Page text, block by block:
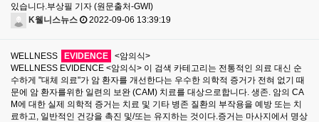
있습니다.부상필 기자 (원문출처-GWI)
K웰니스뉴스
2022-09-06 13:39:19
WELLNESS EVIDENCE
<암의식>
WELLNESS EVIDENCE <암의식> 이 검색 카테고리는 전통적인 의료 대신 순
수하게 "대체 의료"가 암 환자를 개선한다는 우수한 의학적 증거가 전혀 없기 때
문에 암 환자를위한 일련의 보완 (CAM) 치료를 대상으로합니다. 생존. 암의 CA
M에 대한 실제 의학적 증거는 치료 및 기타 병존 질환의 부작용을 예방 또는 치
료하고, 일반적인 건강을 촉진 및/또는 유지하는 것이다.증거는 마사지에서 명상